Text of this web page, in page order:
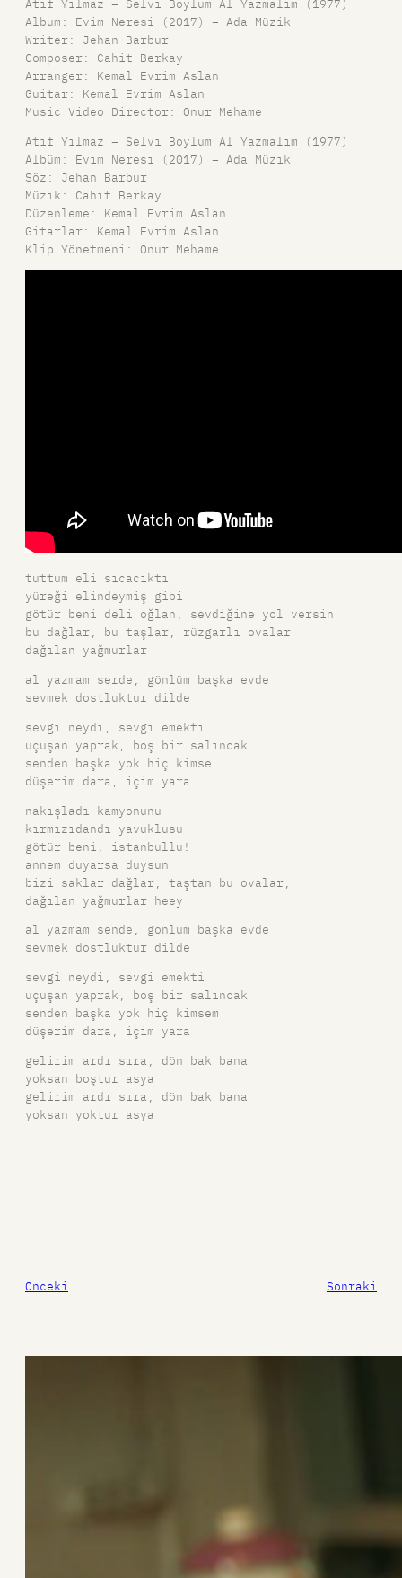
Atıf Yılmaz – Selvi Boylum Al Yazmalım (1977)
Album: Evim Neresi (2017) – Ada Müzik
Writer: Jehan Barbur
Composer: Cahit Berkay
Arranger: Kemal Evrim Aslan
Guitar: Kemal Evrim Aslan
Music Video Director: Onur Mehame
Atıf Yılmaz – Selvi Boylum Al Yazmalım (1977)
Albüm: Evim Neresi (2017) – Ada Müzik
Söz: Jehan Barbur
Müzik: Cahit Berkay
Düzenleme: Kemal Evrim Aslan
Gitarlar: Kemal Evrim Aslan
Klip Yönetmeni: Onur Mehame
tuttum eli sıcacıktı
yüreği elindeymiş gibi
götür beni deli oğlan, sevdiğine yol versin
bu dağlar, bu taşlar, rüzgarlı ovalar
dağılan yağmurlar
al yazmam serde, gönlüm başka evde
sevmek dostluktur dilde
sevgi neydi, sevgi emekti
uçuşan yaprak, boş bir salıncak
senden başka yok hiç kimse
düşerim dara, içim yara
nakışladı kamyonunu
kırmızıdandı yavuklusu
götür beni, istanbullu!
annem duyarsa duysun
bizi saklar dağlar, taştan bu ovalar,
dağılan yağmurlar heey
al yazmam sende, gönlüm başka evde
sevmek dostluktur dilde
sevgi neydi, sevgi emekti
uçuşan yaprak, boş bir salıncak
senden başka yok hiç kimsem
düşerim dara, içim yara
gelirim ardı sıra, dön bak bana
yoksan boştur asya
gelirim ardı sıra, dön bak bana
yoksan yoktur asya
Önceki Sonraki